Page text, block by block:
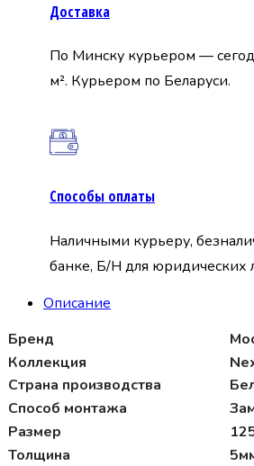
Доставка
По Минску курьером —
м². Курьером по Беларуси.
Способы оплаты
Наличными курьеру,
банке, Б/Н для юридических
Описание
Бренд
Коллекция
Страна производства
Способ монтажа
Размер
Толщина